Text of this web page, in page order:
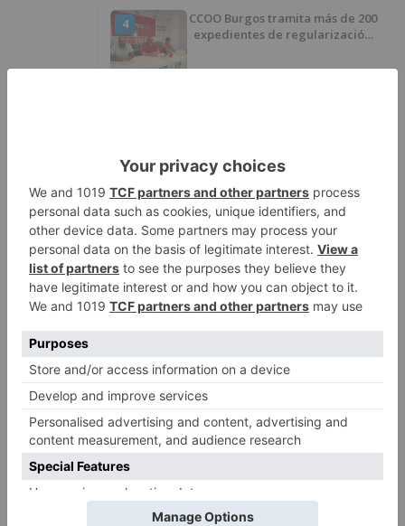
4
CCOO Burgos tramita más de 200
expedientes de regularización
desinfección obligatoria contra
LO ÚLTIMO
1
Felix Gall asalta el liderato con
una exhibición en El Escudo
2
Santiago Lencina, nuevo
refuerzo del Burgos CF para la
3
Lizancos ha sido operado con
éxito del menisco de su rodilla